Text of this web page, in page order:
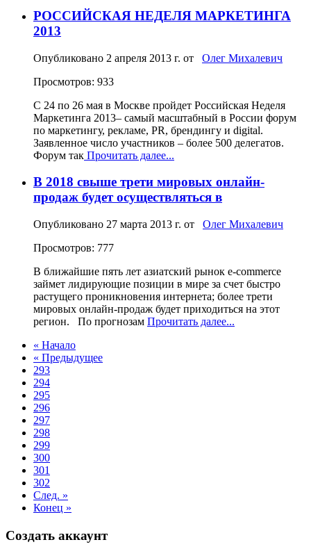
РОССИЙСКАЯ НЕДЕЛЯ МАРКЕТИНГА
2013
Опубликовано 2 апреля 2013 г. от Олег Михалевич
Просмотров: 933
С 24 по 26 мая в Москве пройдет Российская Неделя
Маркетинга 2013– самый масштабный в России форум
по маркетингу, рекламе, PR, брендингу и digital.
Заявленное число участников – более 500 делегатов.
Форум так Прочитать далее...
В 2018 свыше трети мировых онлайн-
продаж будет осуществляться в
Опубликовано 27 марта 2013 г. от Олег Михалевич
Просмотров: 777
В ближайшие пять лет азиатский рынок e-commerce
займет лидирующие позиции в мире за счет быстро
растущего проникновения интернета; более трети
мировых онлайн-продаж будет приходиться на этот
регион. По прогнозам Прочитать далее...
« Начало
« Предыдущее
293
294
295
296
297
298
299
300
301
302
След. »
Конец »
Создать аккаунт